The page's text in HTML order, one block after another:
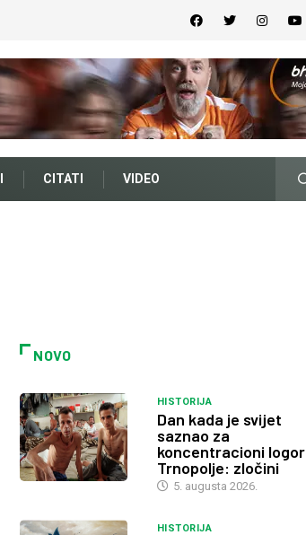
CITATI VIDEO
NOVO
HISTORIJA
Dan kada je svijet
saznao za
koncentracioni logor
Trnopolje: zločini
5. augusta 2026.
HISTORIJA